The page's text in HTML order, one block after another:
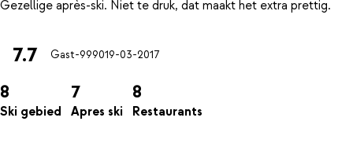
7.7 Gast-999019-03-2017
8
Ski gebied
7
Apres ski
8
Restaurants